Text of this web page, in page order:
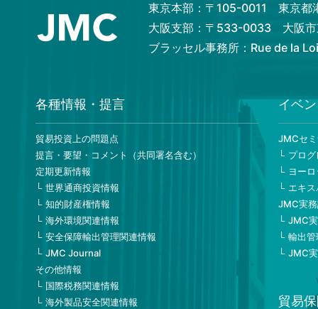
東京本部：〒105-0011 東京都
大阪支部：〒533-0033 大阪市
ブラッセル事務所：Rue de la
各種情報・提言
貿易投資上の問題点
提言・要望・コメント（共同署名含む）
定期更新情報
世界通商投資情報
知的財産権情報
海外環境関連情報
安全保障輸出管理関連情報
JMC Journal
その他情報
国際税務関連情報
海外製品安全関連情報
イベ
JMCセ
プロ
ヨー
エキ
JMC実
JMC
輸出
JMC
貿易